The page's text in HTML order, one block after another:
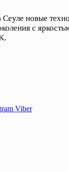
новые
с
Viber